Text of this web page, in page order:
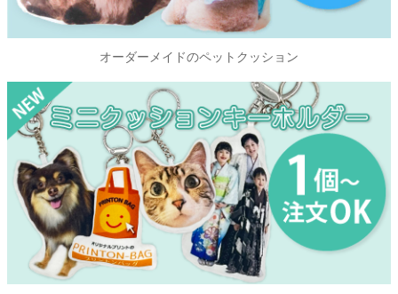
オーダーメイドのペットクッション